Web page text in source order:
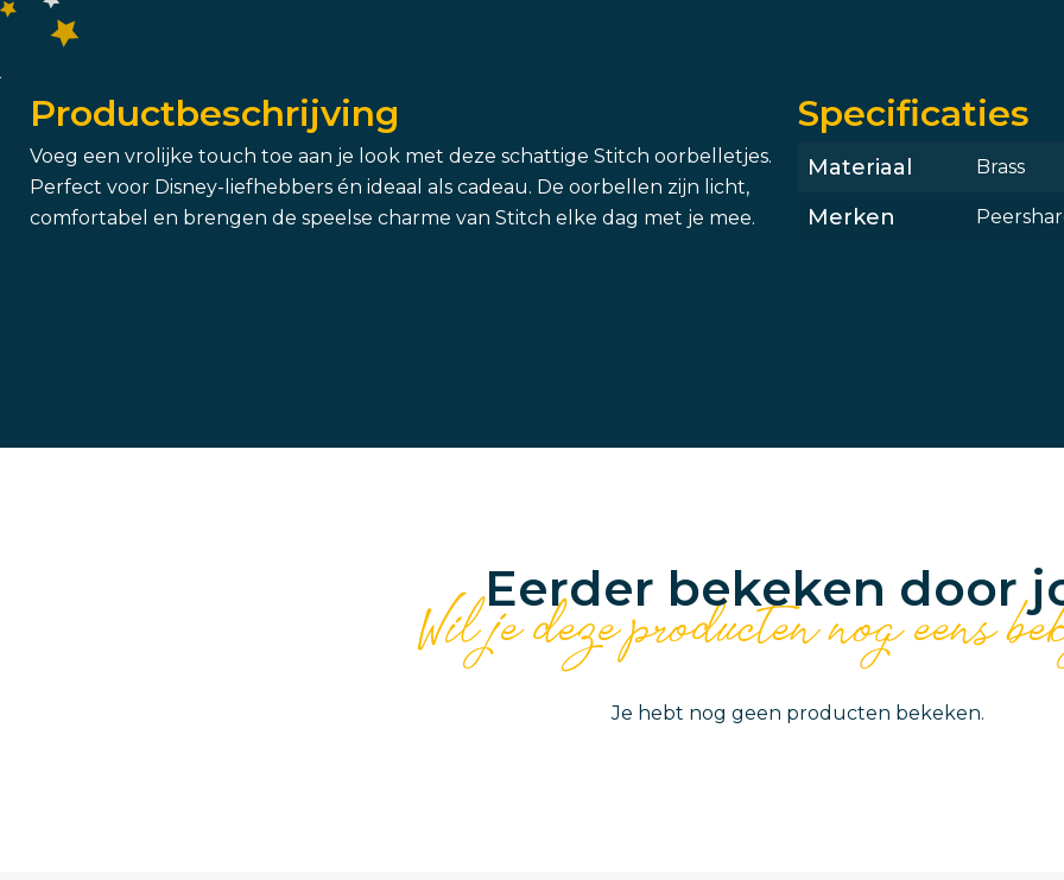
Productbeschrijving
Voeg een vrolijke touch toe aan je look met deze schattige Stitch oorbelletjes.
Perfect voor Disney-liefhebbers én ideaal als cadeau. De oorbellen zijn licht,
comfortabel en brengen de speelse charme van Stitch elke dag met je mee.
Specificaties
Materiaal Brass
Merken
Eerder bekeken door
Wil je deze producten nog eens
Je hebt nog geen producten bekeken.